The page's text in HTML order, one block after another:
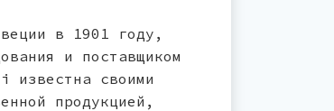
в 1901 году,
и поставщиком
известна своими
продукцией,